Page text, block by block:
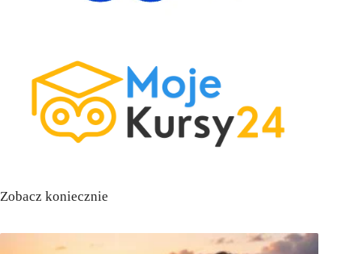
Zobacz koniecznie